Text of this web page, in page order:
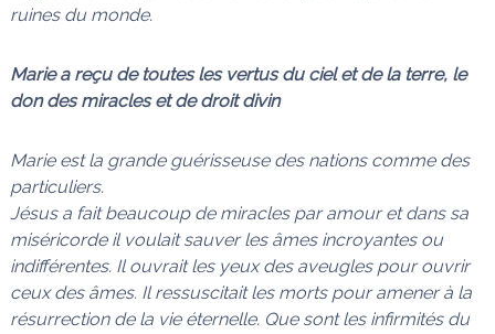
ruines du monde.
Marie a reçu de toutes les vertus du ciel et de la terre, le
don des miracles et de droit divin
Marie est la grande guérisseuse des nations comme des
particuliers.
Jésus a fait beaucoup de miracles par amour et dans sa
miséricorde il voulait sauver les âmes incroyantes ou
indifférentes. Il ouvrait les yeux des aveugles pour ouvrir
ceux des âmes. Il ressuscitait les morts pour amener à la
résurrection de la vie éternelle. Que sont les infirmités du